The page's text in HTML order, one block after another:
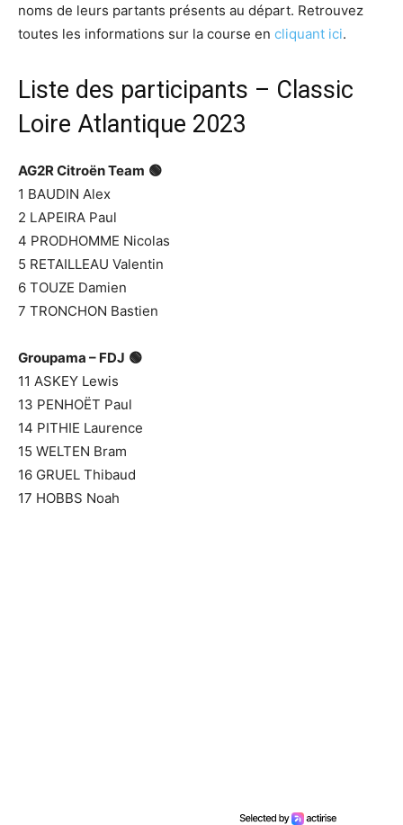
noms de leurs partants présents au départ. Retrouvez
toutes les informations sur la course en cliquant ici.
Liste des participants – Classic
Loire Atlantique 2023
AG2R Citroën Team 🟢
1 BAUDIN Alex
2 LAPEIRA Paul
4 PRODHOMME Nicolas
5 RETAILLEAU Valentin
6 TOUZE Damien
7 TRONCHON Bastien
Groupama – FDJ 🟢
11 ASKEY Lewis
13 PENHOËT Paul
14 PITHIE Laurence
15 WELTEN Bram
16 GRUEL Thibaud
17 HOBBS Noah